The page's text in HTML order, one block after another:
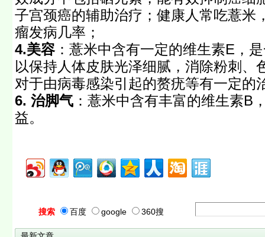
子宫颈癌的辅助治疗；健康人常吃薏米
瘤发病几率；
4.美容 ：薏米中含有一定的维生素E，
以保持人体皮肤光泽细腻，消除粉刺、
对于由病毒感染引起的赘疣等有一定的
6. 治脚气 ：薏米中含有丰富的维生素B
益。
搜索 百度 google 360搜